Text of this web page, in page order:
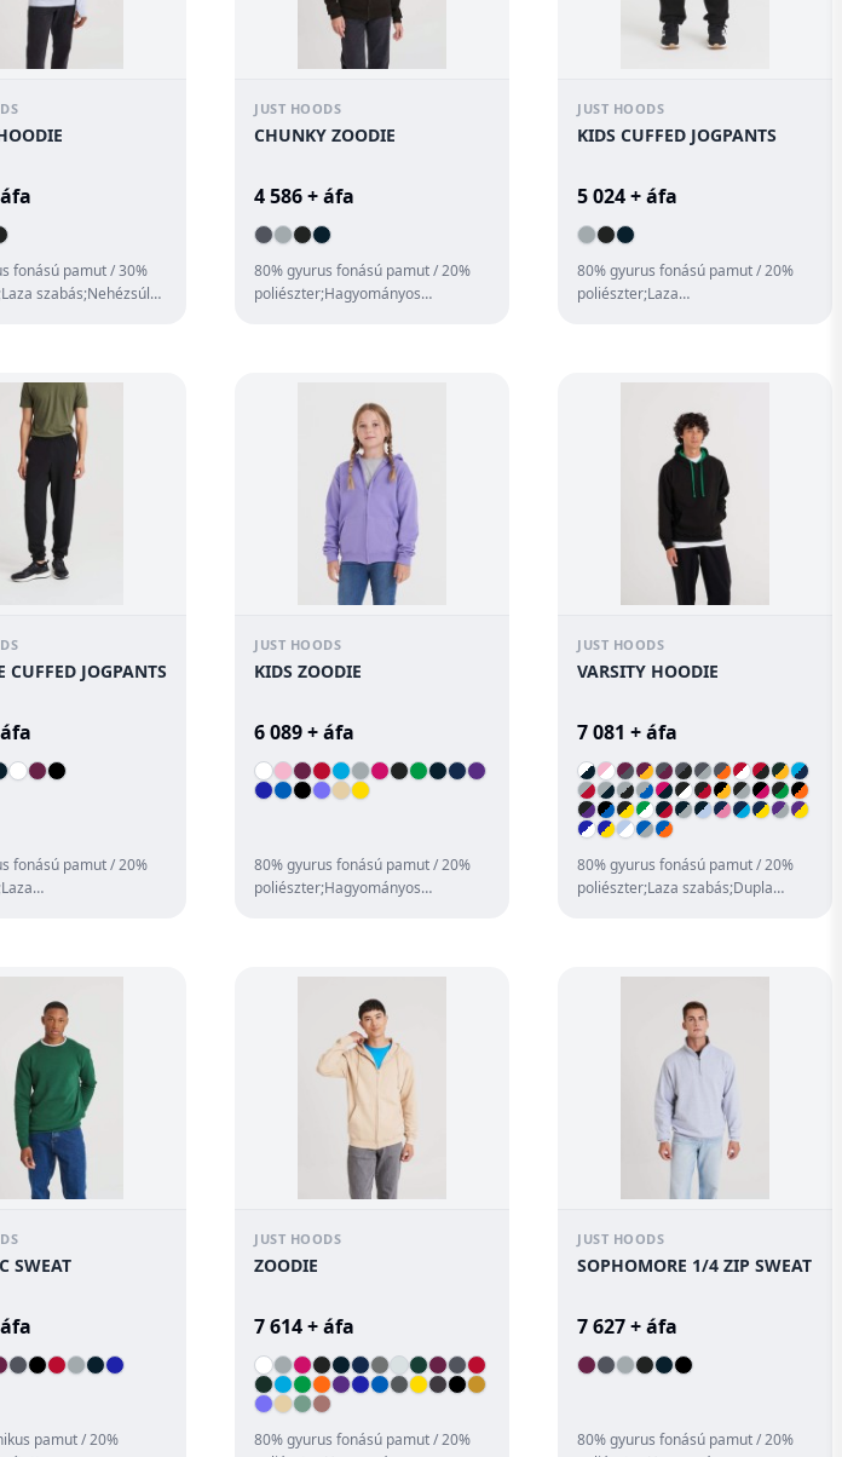
fonású pamut / 30%
szabás;Nehézsúlyú
JUST HOODS
CHUNKY ZOODIE
4 586 + áfa
80% gyurus fonású pamut / 20%
poliészter;Hagyományos
JUST HOODS
KIDS CUFFED JOGPANTS
5 024 + áfa
80% gyurus fonású pamut / 20%
poliészter;Laza
CUFFED JOGPANTS
fonású pamut / 20%
JUST HOODS
KIDS ZOODIE
6 089 + áfa
80% gyurus fonású pamut / 20%
poliészter;Hagyományos
JUST HOODS
VARSITY HOODIE
7 081 + áfa
80% gyurus fonású pamut / 20%
poliészter;Laza szabás;Dupla
SWEAT
pamut / 20%
JUST HOODS
ZOODIE
7 614 + áfa
80% gyurus fonású pamut / 20%
JUST HOODS
SOPHOMORE 1/4 ZIP SWEAT
7 627 + áfa
80% gyurus fonású pamut / 20%